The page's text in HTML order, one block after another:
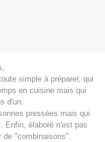
simple à préparer, qui
en cuisine mais qui
d'un.
pressées mais qui
Enfin, élaboré n'est pas
de "combinaisons".